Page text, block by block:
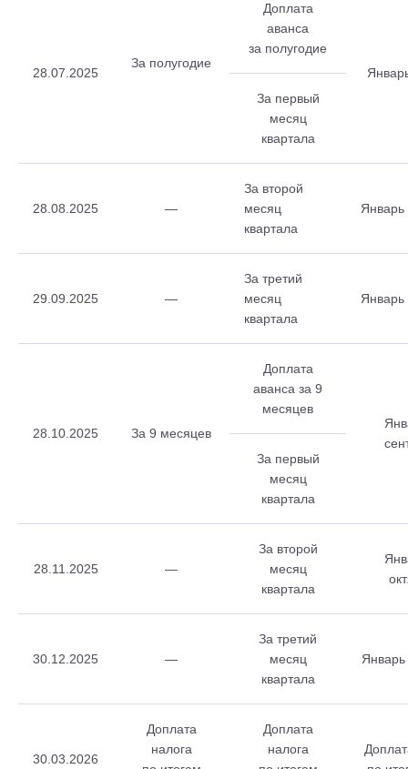
28.07.2025
За полугодие
Доплата
аванса
за полугодие
За первый
месяц
квартала
28.08.2025 —
За второй
месяц
квартала
29.09.2025 —
За третий
месяц
квартала
Январь
28.10.2025 За 9 месяцев
Доплата
аванса за 9
месяцев
За первый
месяц
квартала
28.11.2025 —
За второй
месяц
квартала
30.12.2025 —
За третий
месяц
квартала
30.03.2026
Доплата
налога
Доплата
налога